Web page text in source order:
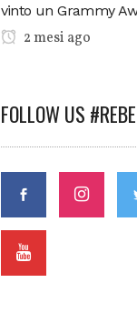
vinto un Grammy
2 mesi ago
FOLLOW US